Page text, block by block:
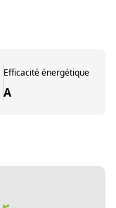
Efficacité énergétique
A